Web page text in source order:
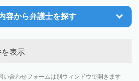
容から弁護士を探す
を表示
い合わせフォームは別ウィンドウで開きます